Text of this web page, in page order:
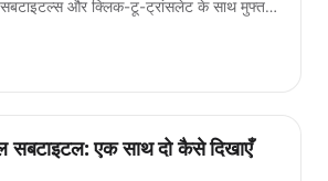
और क्लिक-टू-ट्रांसलेट के साथ मुफ्त में
एक साथ दो कैसे दिखाएँ